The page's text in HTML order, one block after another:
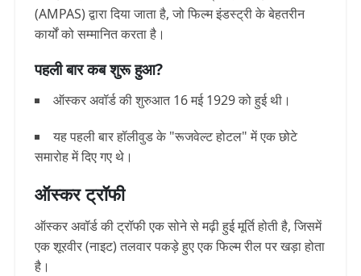
(AMPAS) द्वारा दिया जाता है, जो फिल्म इंडस्ट्री के बेहतरीन
कार्यों को सम्मानित करता है।
पहली बार कब शुरू हुआ?
ऑस्कर अवॉर्ड की शुरुआत 16 मई 1929 को हुई थी।
यह पहली बार हॉलीवुड के "रूजवेल्ट होटल" में एक छोटे
समारोह में दिए गए थे।
ऑस्कर ट्रॉफी
ऑस्कर अवॉर्ड की ट्रॉफी एक सोने से मढ़ी हुई मूर्ति होती है, जिसमें
एक शूरवीर (नाइट) तलवार पकड़े हुए एक फिल्म रील पर खड़ा होता
है।